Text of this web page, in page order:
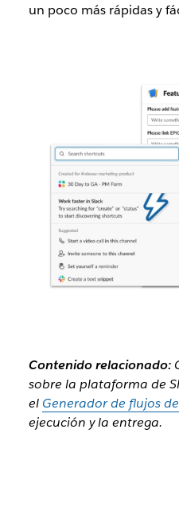
un poco más rápidas y
Contenido relacionado:
sobre la plataforma de
el Generador de flujos
ejecución y la entrega.